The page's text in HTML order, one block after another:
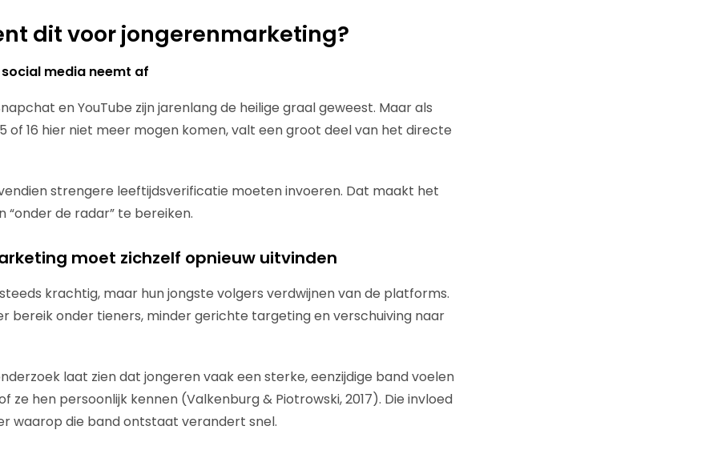
dit voor jongerenmarketing?
media neemt af
en YouTube zijn jarenlang de heilige graal geweest. Maar als
of 16 hier niet meer mogen komen, valt een groot deel van het directe
strengere leeftijdsverificatie moeten invoeren. Dat maakt het
“onder de radar” te bereiken.
moet zichzelf opnieuw uitvinden
krachtig, maar hun jongste volgers verdwijnen van de platforms.
bereik onder tieners, minder gerichte targeting en verschuiving naar
laat zien dat jongeren vaak een sterke, eenzijdige band voelen
ze hen persoonlijk kennen (Valkenburg & Piotrowski, 2017). Die invloed
waarop die band ontstaat verandert snel.